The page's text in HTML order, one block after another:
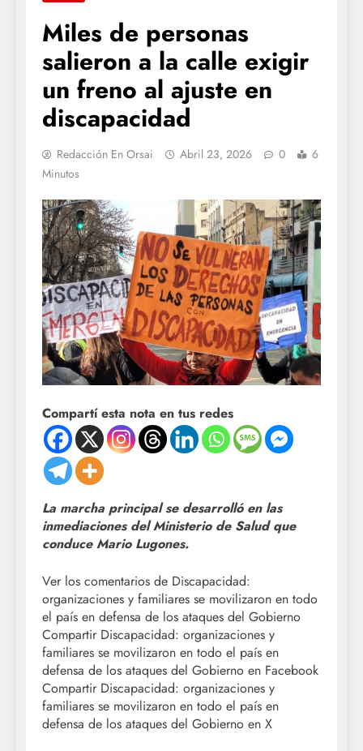
Miles de personas
salieron a la calle exigir
un freno al ajuste en
discapacidad
Redacción En Orsai Abril 23, 2026 0
6
Minutos
Compartí esta nota en tus redes
La marcha principal se desarrolló en las
inmediaciones del Ministerio de Salud que
conduce Mario Lugones.
Ver los comentarios de Discapacidad:
organizaciones y familiares se movilizaron en todo
el país en defensa de los ataques del Gobierno
Compartir Discapacidad: organizaciones y
familiares se movilizaron en todo el país en
defensa de los ataques del Gobierno en Facebook
Compartir Discapacidad: organizaciones y
familiares se movilizaron en todo el país en
defensa de los ataques del Gobierno en X